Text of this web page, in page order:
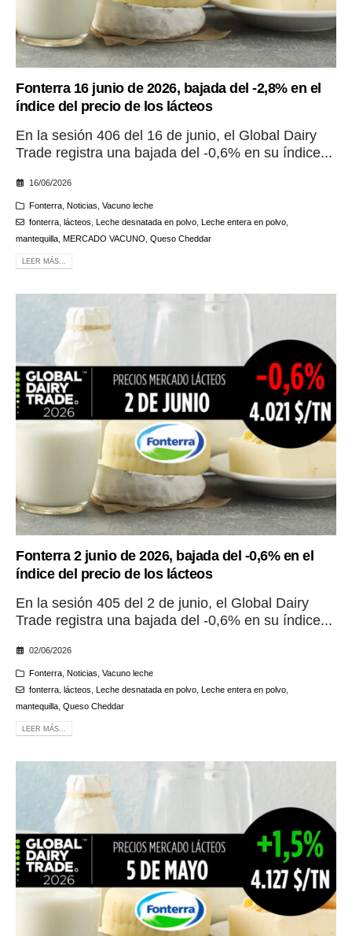
Fonterra 16 junio de 2026, bajada del -2,8% en el
índice del precio de los lácteos
En la sesión 406 del 16 de junio, el Global Dairy
Trade registra una bajada del -0,6% en su índice...
16/06/2026
Fonterra, Noticias Vacuno leche
fonterra, lácteos Leche desnatada en polvo, Leche entera en polvo,
mantequilla MERCADO VACUNO Queso Cheddar
LEER MÁS...
Fonterra 2 junio de 2026, bajada del -0,6% en el
índice del precio de los lácteos
En la sesión 405 del 2 de junio, el Global Dairy
Trade registra una bajada del -0,6% en su índice...
02/06/2026
Fonterra, Noticias Vacuno leche
fonterra, lácteos Leche desnatada en polvo, Leche entera en polvo,
mantequilla Queso Cheddar
LEER MÁS...